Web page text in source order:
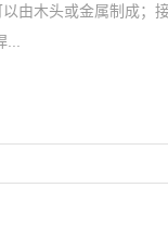
由木头或金属制成；